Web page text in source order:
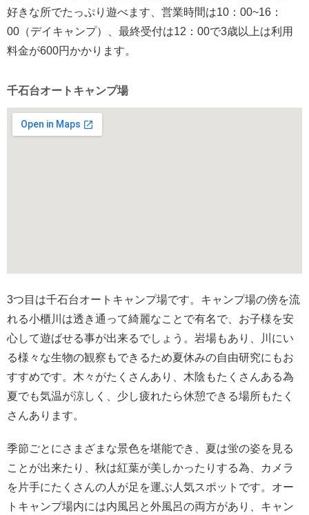
好きな所でたっぷり遊べます、営業時間は10：00~16：
00（デイキャンプ）、最終受付は12：00で3歳以上は利用
料金が600円かかります。
千石台オートキャンプ場
3つ目は千石台オートキャンプ場です。キャンプ場の傍を流
れる小櫃川は透き通って綺麗なことで有名で、お子様を安
心して遊ばせる事が出来るでしょう。岩場もあり、川にい
る様々な生物の観察もできるため夏休みの自由研究にもお
すすめです。木々がたくさんあり、木陰もたくさんある為
夏でも気温が涼しく、少し疲れたら休憩できる場所もたく
さんあります。
季節ごとにさまざまな景色を堪能でき、夏は蛍の姿を見る
ことが出来たり、秋は紅葉が美しかったりする為、カメラ
を片手にたくさんの人が足を運ぶ人気スポットです。オー
トキャンプ場内には内風呂と外風呂の両方があり、キャン